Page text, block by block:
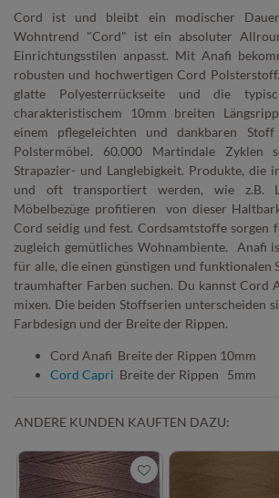
Cord ist und bleibt ein modischer
Wohntrend "Cord" ist ein absoluter
Einrichtungsstilen anpasst. Mit Anafi
robusten und hochwertigen Cord
glatte Polyesterrückseite und die
charakteristischem 10mm breiten
einem pflegeleichten und dankbaren
Polstermöbel. 60.000 Martindale Zyklen
Strapazier- und Langlebigkeit. Produkte, die
und oft transportiert werden, wie z.B.
Möbelbezüge profitieren von dieser
Cord seidig und fest. Cordsamtstoffe sorgen
zugleich gemütliches Wohnambiente. Anafi
für alle, die einen günstigen und funktionalen
traumhafter Farben suchen. Du kannst Cord
mixen. Die beiden Stoffserien unterscheiden
Farbdesign und der Breite der Rippen.
Cord Anafi Breite der Rippen 10mm
Cord Capri Breite der Rippen 5mm
ANDERE KUNDEN KAUFTEN DAZU: